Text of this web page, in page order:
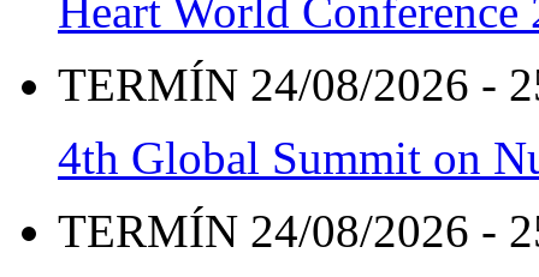
Heart World Conference
TERMÍN 24/08/2026 -
4th Global Summit on
TERMÍN 24/08/2026 -